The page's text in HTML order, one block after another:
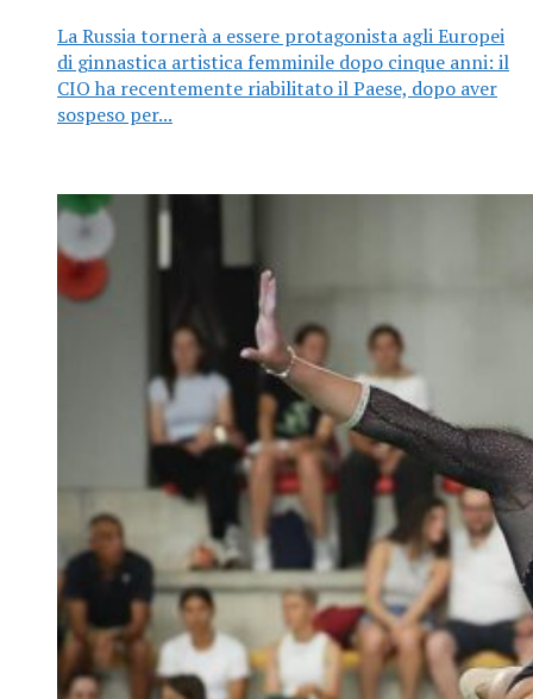
La Russia tornerà a essere protagonista agli Europei
di ginnastica artistica femminile dopo cinque anni: il
CIO ha recentemente riabilitato il Paese, dopo aver
sospeso per...